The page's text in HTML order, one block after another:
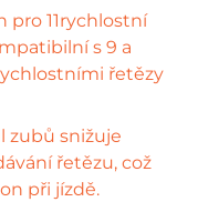
pro 11rychlostní
s 9 a
řetězy
zubů snižuje
řetězu, což
při jízdě.